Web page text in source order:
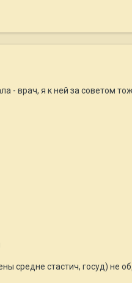
- врач, я к ней за советом
средне стастич, госуд) не